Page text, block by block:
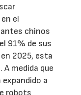
el
chinos
91% de sus
2025, esta
medida que
a
robots